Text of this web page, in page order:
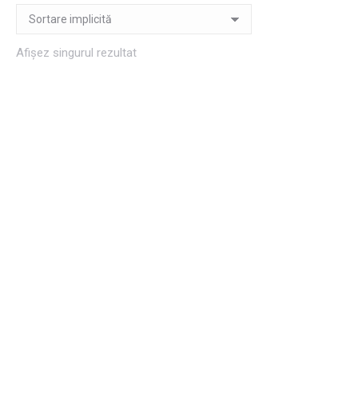
Afișez singurul rezultat